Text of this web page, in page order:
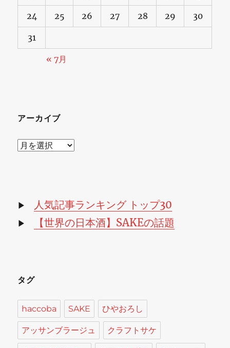
24 25 26 27 28 29 30
31
« 7月
アーカイブ
ア
ブ
▶ 人気記事ランキング トップ30
▶ 【世界の日本酒】SAKEの話題
タグ
haccoba SAKE ひやおろし
アッサンブラージュ クラフトサケ